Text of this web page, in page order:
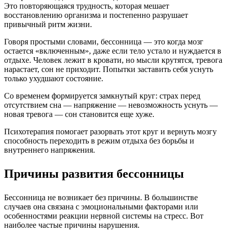
Это повторяющаяся трудность, которая мешает
восстановлению организма и постепенно разрушает
привычный ритм жизни.
Говоря простыми словами, бессонница — это когда мозг
остается «включенным», даже если тело устало и нуждается в
отдыхе. Человек лежит в кровати, но мысли крутятся, тревога
нарастает, сон не приходит. Попытки заставить себя уснуть
только ухудшают состояние.
Со временем формируется замкнутый круг: страх перед
отсутствием сна — напряжение — невозможность уснуть —
новая тревога — сон становится еще хуже.
Психотерапия помогает разорвать этот круг и вернуть мозгу
способность переходить в режим отдыха без борьбы и
внутреннего напряжения.
Причины развития бессонницы
Бессонница не возникает без причины. В большинстве
случаев она связана с эмоциональными факторами или
особенностями реакции нервной системы на стресс. Вот
наиболее частые причины нарушения.